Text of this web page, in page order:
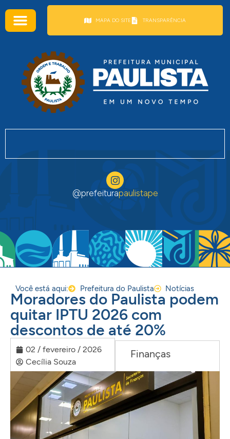
MAPA DO SITE TRANSPARÊNCIA
@prefeiturapaulistape
Você está aqui: Prefeitura do Paulista Notícias
Moradores do Paulista podem
quitar IPTU 2026 com
descontos de até 20%
02 / fevereiro / 2026
Cecília Souza
Finanças